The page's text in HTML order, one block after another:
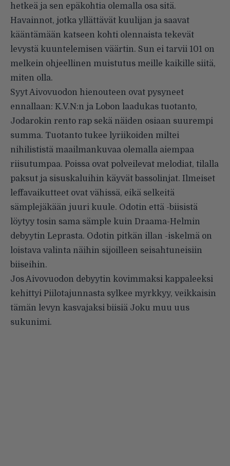
hetkeä ja sen epäkohtia olemalla osa sitä.
Havainnot, jotka yllättävät kuulijan ja saavat
kääntämään katseen kohti olennaista tekevät
levystä kuuntelemisen väärtin. Sun ei tarvii 101 on
melkein ohjeellinen muistutus meille kaikille siitä,
miten olla.
Syyt Aivovuodon hienouteen ovat pysyneet
ennallaan: K.V.N:n ja Lobon laadukas tuotanto,
Jodarokin rento rap sekä näiden osiaan suurempi
summa. Tuotanto tukee lyriikoiden miltei
nihilististä maailmankuvaa olemalla aiempaa
riisutumpaa. Poissa ovat polveilevat melodiat, tilalla
paksut ja sisuskaluihin käyvät bassolinjat. Ilmeiset
leffavaikutteet ovat vähissä, eikä selkeitä
sämplejäkään juuri kuule. Odotin että -biisistä
löytyy tosin sama sämple kuin Draama-Helmin
debyytin Leprasta. Odotin pitkän illan -iskelmä on
loistava valinta näihin sijoilleen seisahtuneisiin
biiseihin.
Jos Aivovuodon debyytin kovimmaksi kappaleeksi
kehittyi Piilotajunnasta sylkee myrkkyy, veikkaisin
tämän levyn kasvajaksi biisiä Joku muu uus
sukunimi.